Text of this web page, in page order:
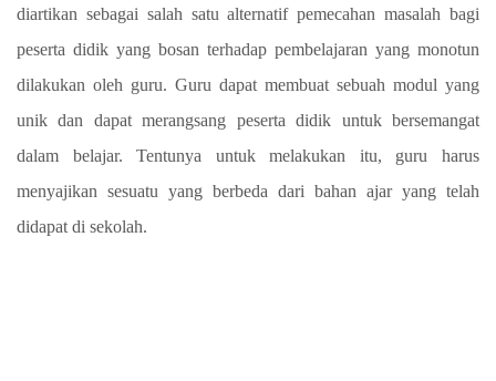
diartikan sebagai salah satu alternatif pemecahan masalah bagi
peserta didik yang bosan terhadap pembelajaran yang monotun
dilakukan oleh guru. Guru dapat membuat sebuah modul yang
unik dan dapat merangsang peserta didik untuk bersemangat
dalam belajar. Tentunya untuk melakukan itu, guru harus
menyajikan sesuatu yang berbeda dari bahan ajar yang telah
didapat di sekolah.